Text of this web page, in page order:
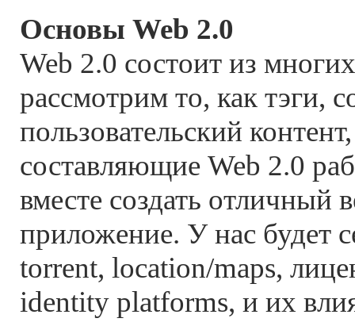
Основы Web 2.0
Web 2.0 состоит из
рассмотрим то, как тэги,
пользовательский
составляющие Web 2.0
вместе создать отличный
приложение. У нас будет
torrent, location/maps,
identity platforms, и их